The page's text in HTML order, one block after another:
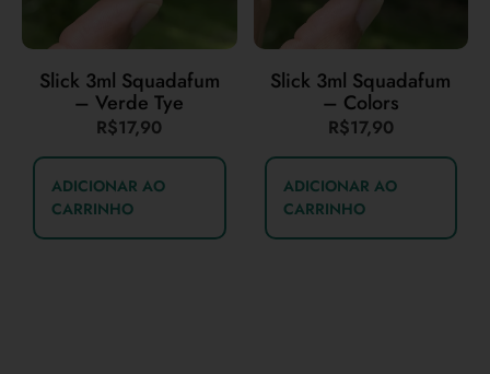
Slick 3ml Squadafum
– Verde Tye
R$17,90
ADICIONAR AO
CARRINHO
Slick 3ml Squadafum
– Colors
R$17,90
ADICIONAR AO
CARRINHO